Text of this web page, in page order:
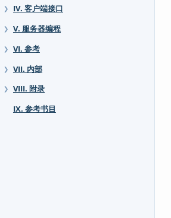
❯ IV. 客户端接口
❯ V. 服务器编程
❯ VI. 参考
❯ VII. 内部
❯
VIII. 附录
IX. 参考书目